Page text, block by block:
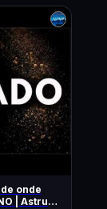
onde
| Astrum